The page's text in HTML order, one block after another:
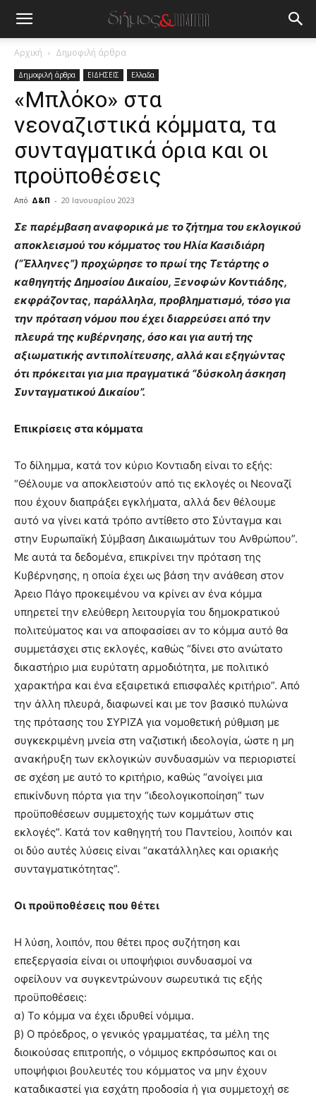
Αρχική Δημοφιλή άρθρα
Δημοφιλή άρθρα ΕΙΔΗΣΕΙΣ Ελλαδα
«Μπλόκο» στα
νεοναζιστικά κόμματα, τα
συνταγματικά όρια και οι
προϋποθέσεις
Από Δ&Π - 20 Ιανουαρίου 2023
blonde
lesbians
hot
cam
show.desi
xxx
lyons
teaches
you
the
pain.
hd
porn
Σε παρέμβαση αναφορικά με το ζήτημα του εκλογικού
αποκλεισμού του κόμματος του Ηλία Κασιδιάρη
(“Έλληνες”) προχώρησε το πρωί της Τετάρτης ο
καθηγητής Δημοσίου Δικαίου, Ξενοφών Κοντιάδης,
εκφράζοντας, παράλληλα, προβληματισμό, τόσο για
την πρόταση νόμου που έχει διαρρεύσει από την
πλευρά της κυβέρνησης, όσο και για αυτή της
αξιωματικής αντιπολίτευσης, αλλά και εξηγώντας
ότι πρόκειται για μια πραγματικά “δύσκολη άσκηση
Συνταγματικού Δικαίου”.
Επικρίσεις στα κόμματα
Το δίλημμα, κατά τον κύριο Κοντιαδη είναι το εξής:
“Θέλουμε να αποκλειστούν από τις εκλογές οι Νεοναζί
που έχουν διαπράξει εγκλήματα, αλλά δεν θέλουμε
αυτό να γίνει κατά τρόπο αντίθετο στο Σύνταγμα και
στην Ευρωπαϊκή Σύμβαση Δικαιωμάτων του Ανθρώπου”.
Με αυτά τα δεδομένα, επικρίνει την πρόταση της
Κυβέρνησης, η οποία έχει ως βάση την ανάθεση στον
Άρειο Πάγο προκειμένου να κρίνει αν ένα κόμμα
υπηρετεί την ελεύθερη λειτουργία του δημοκρατικού
πολιτεύματος και να αποφασίσει αν το κόμμα αυτό θα
συμμετάσχει στις εκλογές, καθώς “δίνει στο ανώτατο
δικαστήριο μια ευρύτατη αρμοδιότητα, με πολιτικό
χαρακτήρα και ένα εξαιρετικά επισφαλές κριτήριο”. Από
την άλλη πλευρά, διαφωνεί και με τον βασικό πυλώνα
της πρότασης του ΣΥΡΙΖΑ για νομοθετική ρύθμιση με
συγκεκριμένη μνεία στη ναζιστική ιδεολογία, ώστε η μη
ανακήρυξη των εκλογικών συνδυασμών να περιοριστεί
σε σχέση με αυτό το κριτήριο, καθώς “ανοίγει μια
επικίνδυνη πόρτα για την “ιδεολογικοποίηση” των
προϋποθέσεων συμμετοχής των κομμάτων στις
εκλογές”. Κατά τον καθηγητή του Παντείου, λοιπόν και
οι δύο αυτές λύσεις είναι “ακατάλληλες και οριακής
συνταγματικότητας”.
Οι προϋποθέσεις που θέτει
Η λύση, λοιπόν, που θέτει προς συζήτηση και
επεξεργασία είναι οι υποψήφιοι συνδυασμοί να
οφείλουν να συγκεντρώνουν σωρευτικά τις εξής
προϋποθέσεις:
α) Το κόμμα να έχει ιδρυθεί νόμιμα.
β) Ο πρόεδρος, ο γενικός γραμματέας, τα μέλη της
διοικούσας επιτροπής, ο νόμιμος εκπρόσωπος και οι
υποψήφιοι βουλευτές του κόμματος να μην έχουν
καταδικαστεί για εσχάτη προδοσία ή για συμμετοχή σε